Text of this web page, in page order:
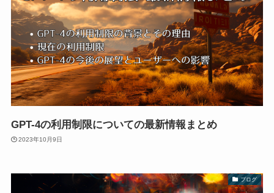
GPT-4の利用制限についての最新情報まとめ
2023年10月9日
ブログ